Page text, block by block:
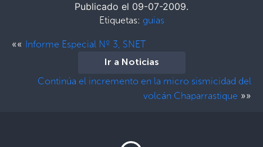
Publicado el 09-07-2009.
Etiquetas: guias
«« Informe Especial Nº 3, SNET
Ir a Noticias
Continúa el incremento en la micro sismicidad del
volcán Chaparrastique »»